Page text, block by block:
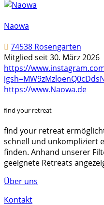
Naowa
74538 Rosengarten
Mitglied seit 30. März 2026
https://
https://www.Naowa.de
find your retreat
find your retreat
schnell und unkompliziert
finden. Anhand unserer
geeignete Retreats
Über uns
Kontakt